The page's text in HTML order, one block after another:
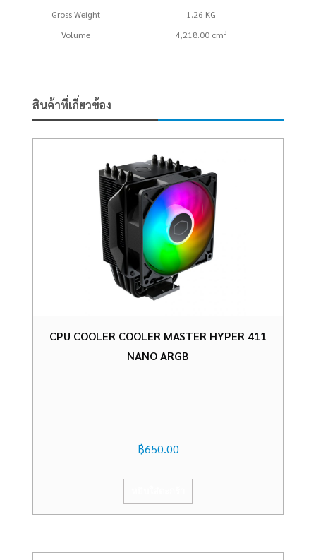
Gross Weight
1.26 KG
Volume
4,218.00 cm3
สินค้าที่เกี่ยวข้อง
CPU COOLER COOLER MASTER HYPER 411
NANO ARGB
฿650.00